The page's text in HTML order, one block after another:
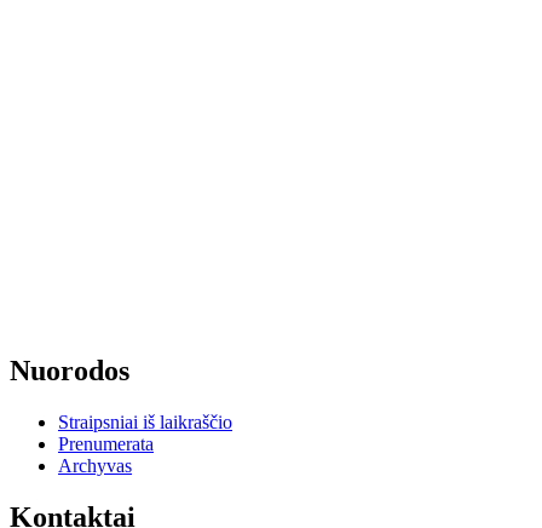
Nuorodos
Straipsniai iš laikraščio
Prenumerata
Archyvas
Kontaktai